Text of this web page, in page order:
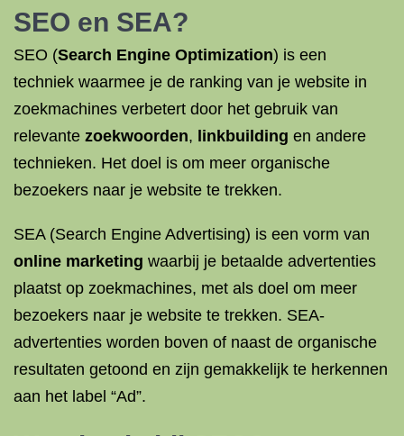
SEO en SEA?
SEO (Search Engine Optimization) is een
techniek waarmee je de ranking van je website in
zoekmachines verbetert door het gebruik van
relevante zoekwoorden, linkbuilding en andere
technieken. Het doel is om meer organische
bezoekers naar je website te trekken.
SEA (Search Engine Advertising) is een vorm van
online marketing waarbij je betaalde advertenties
plaatst op zoekmachines, met als doel om meer
bezoekers naar je website te trekken. SEA-
advertenties worden boven of naast de organische
resultaten getoond en zijn gemakkelijk te herkennen
aan het label “Ad”.